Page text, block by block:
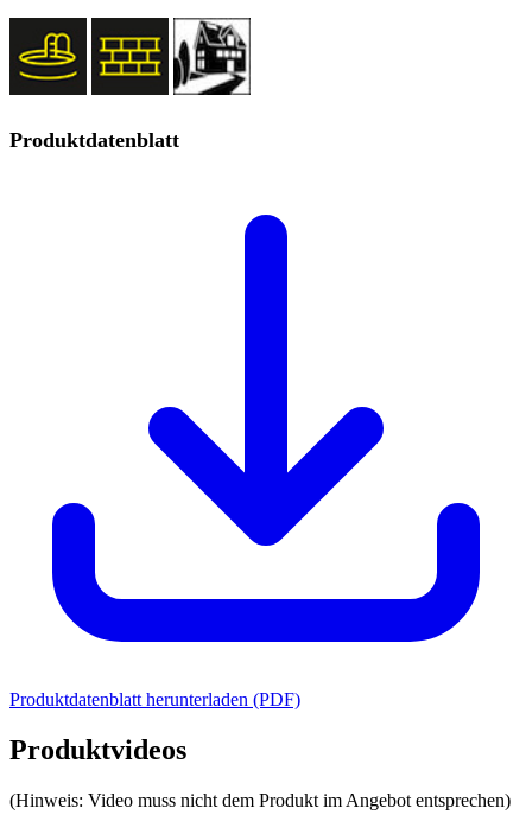
Produktdatenblatt
Produktdatenblatt herunterladen (PDF)
Produktvideos
(Hinweis: Video muss nicht dem Produkt im Angebot entsprechen)